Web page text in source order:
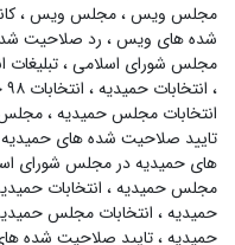
مجلس ویس،مجلس ویس،
شده های ویس، رد صلاحیت
مجلس شورای اسلامی،تبلیغات
، انتخابات حمیدیه، انتخابات ۹۸ حمیدیه
انتخابات مجلس حمیدیه،
تایید صلاحیت شده های حمیدیه
های حمیدیه در مجلس شورای
مجلس حمیدیه، انتخابات
حمیدیه، انتخابات مجلس
حمیدیه،تایید صلاحیت شده